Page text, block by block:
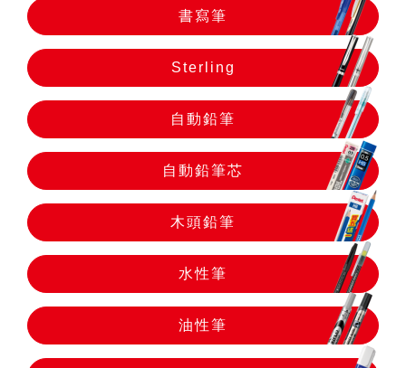
自動鉛筆芯
木頭鉛筆
水性筆
油性筆
修正系列
畫材
書寫筆
Sterling
自動鉛筆
自動鉛筆芯
木頭鉛筆
水性筆
油性筆